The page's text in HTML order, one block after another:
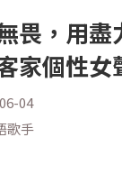
畏，用盡
家個性女
04
歌手